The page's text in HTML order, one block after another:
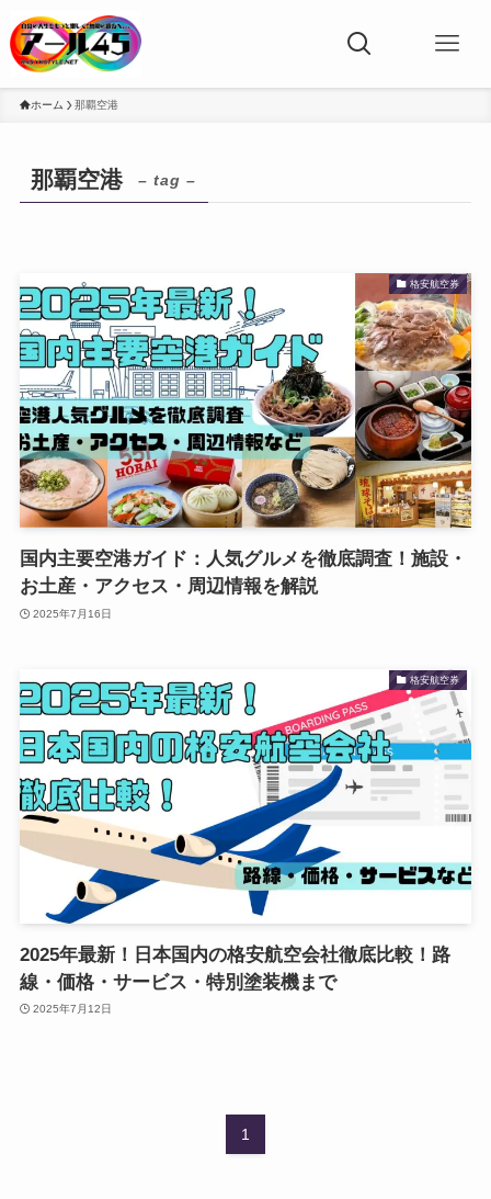
ホーム 那覇空港
那覇空港 – tag –
格安航空券
国内主要空港ガイド：人気グルメを徹底調査！施設・
お土産・アクセス・周辺情報を解説
2025年7月16日
格安航空券
2025年最新！日本国内の格安航空会社徹底比較！路
線・価格・サービス・特別塗装機まで
2025年7月12日
1